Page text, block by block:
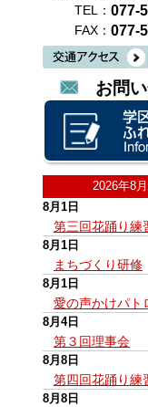
TEL： 077-
FAX： 077-
お問
2026年8
8月1日
第三回花踊り練
8月1日
まちづくり研修
8月1日
愛の声かけパト
8月4日
第３回理事会
8月8日
第四回花踊り練
8月8日